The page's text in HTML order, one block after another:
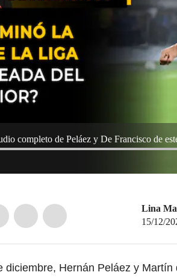
completo de Peláez y De Francisco de
Lina
15/12/
diciembre, Hernán Peláez y